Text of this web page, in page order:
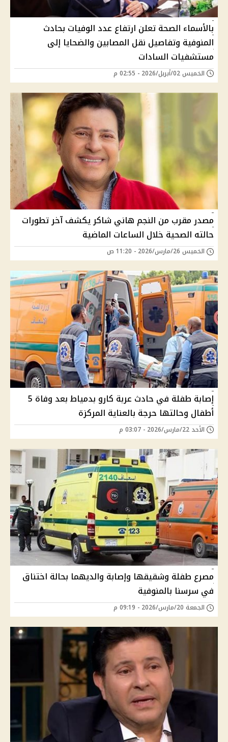
بالأسماء الصحة تعلن ارتفاع عدد الوفيات بحادث
المنوفية وتفاصيل نقل المصابين والضحايا إلى
مستشفيات السادات
الخميس 02/أبريل/2026 - 02:55 م
مصدر مقرب من النجم هاني شاكر يكشف آخر تطورات
حالته الصحية خلال الساعات الماضية
الخميس 26/مارس/2026 - 11:20 ص
إصابة طفلة في حادث عربة كارو بدمياط بعد وفاة 5
أطفال وحالتها حرجة بالعناية المركزة
الأحد 22/مارس/2026 - 03:07 م
مصرع طفلة وشقيقها وإصابة والديهما بحالة اختناق
في سرسنا بالمنوفية
الجمعة 20/مارس/2026 - 09:19 م